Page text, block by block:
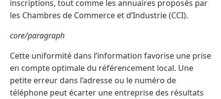
inscriptions, tout comme les annuaires proposés par
les Chambres de Commerce et d’Industrie (CCI).
core/paragraph
Cette uniformité dans l’information favorise une prise
en compte optimale du référencement local. Une
petite erreur dans l’adresse ou le numéro de
téléphone peut écarter une entreprise des résultats